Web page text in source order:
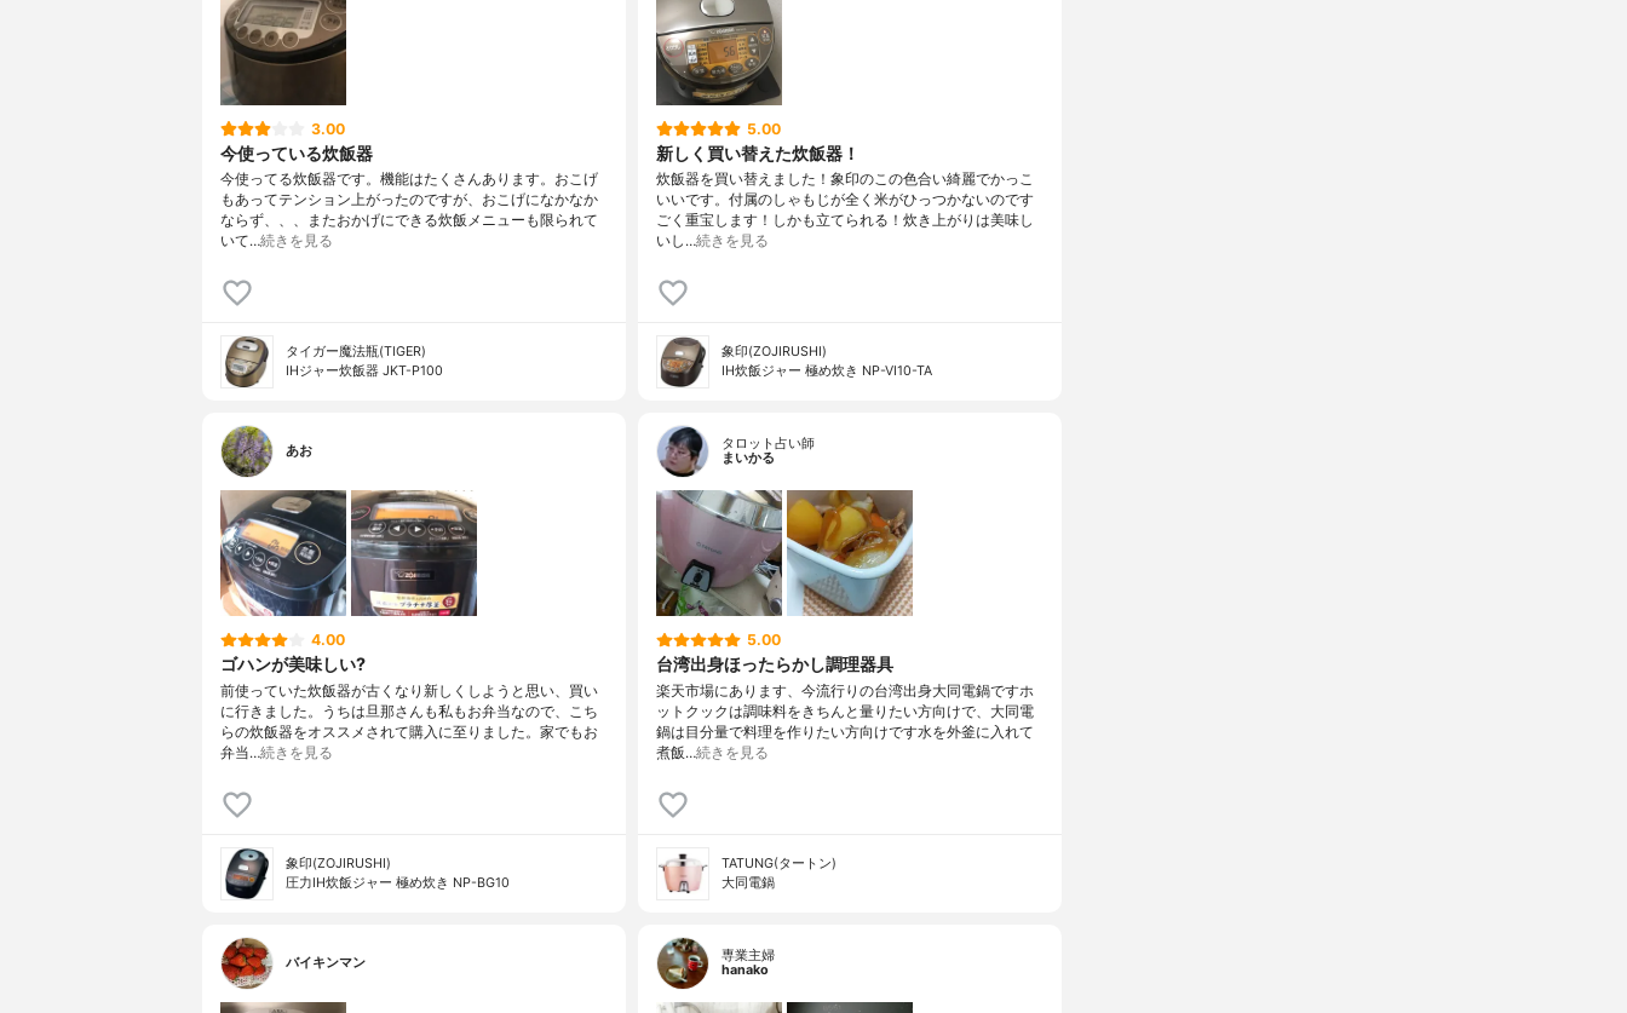
3.00
今使っている炊飯器
今使ってる炊飯器です。機能はたくさんあります。おこげ
もあってテンション上がったのですが、おこげになかなか
ならず、、、またおかげにできる炊飯メニューも限られて
いて…続きを見る
タイガー魔法瓶(TIGER)
IHジャー炊飯器 JKT-P100
5.00
新しく買い替えた炊飯器！
炊飯器を買い替えました！象印のこの色合い綺麗でかっこ
いいです。付属のしゃもじが全く米がひっつかないのです
ごく重宝します！しかも立てられる！炊き上がりは美味し
いし…続きを見る
象印(ZOJIRUSHI)
IH炊飯ジャー 極め炊き NP-VI10-TA
あお
4.00
ゴハンが美味しい?
前使っていた炊飯器が古くなり新しくしようと思い、買い
に行きました。うちは旦那さんも私もお弁当なので、こち
らの炊飯器をオススメされて購入に至りました。家でもお
弁当…続きを見る
象印(ZOJIRUSHI)
圧力IH炊飯ジャー 極め炊き NP-BG10
タロット占い師
まいかる
5.00
台湾出身ほったらかし調理器具
楽天市場にあります、今流行りの台湾出身大同電鍋ですホ
ットクックは調味料をきちんと量りたい方向けで、大同電
鍋は目分量で料理を作りたい方向けです水を外釜に入れて
煮飯…続きを見る
TATUNG(タートン)
大同電鍋
バイキンマン
専業主婦
hanako